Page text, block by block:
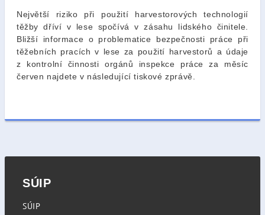
Největší riziko při použití harvestorových technologií
těžby dříví v lese spočívá v zásahu lidského činitele.
Bližší informace o problematice bezpečnosti práce při
těžebních pracích v lese za použití harvestorů a údaje
z kontrolní činnosti orgánů inspekce práce za měsíc
červen najdete v následující tiskové zprávě.
SÚIP
SÚIP